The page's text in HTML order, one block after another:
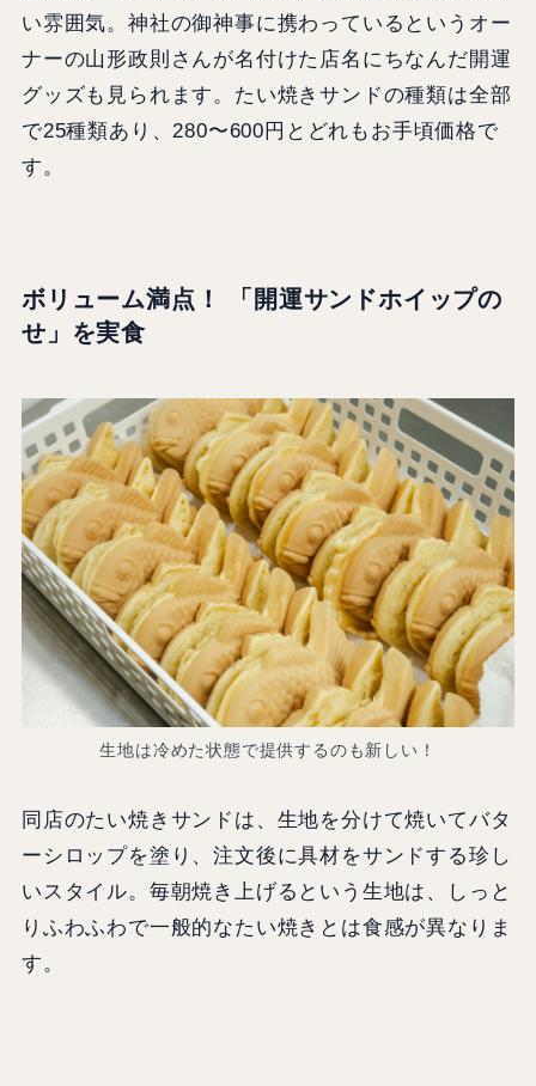
い雰囲気。神社の御神事に携わっているというオー
ナーの山形政則さんが名付けた店名にちなんだ開運
グッズも見られます。たい焼きサンドの種類は全部
で25種類あり、280〜600円とどれもお手頃価格で
す。
ボリューム満点！ 「開運サンドホイップの
せ」を実食
生地は冷めた状態で提供するのも新しい！
同店のたい焼きサンドは、生地を分けて焼いてバタ
ーシロップを塗り、注文後に具材をサンドする珍し
いスタイル。毎朝焼き上げるという生地は、しっと
りふわふわで一般的なたい焼きとは食感が異なりま
す。